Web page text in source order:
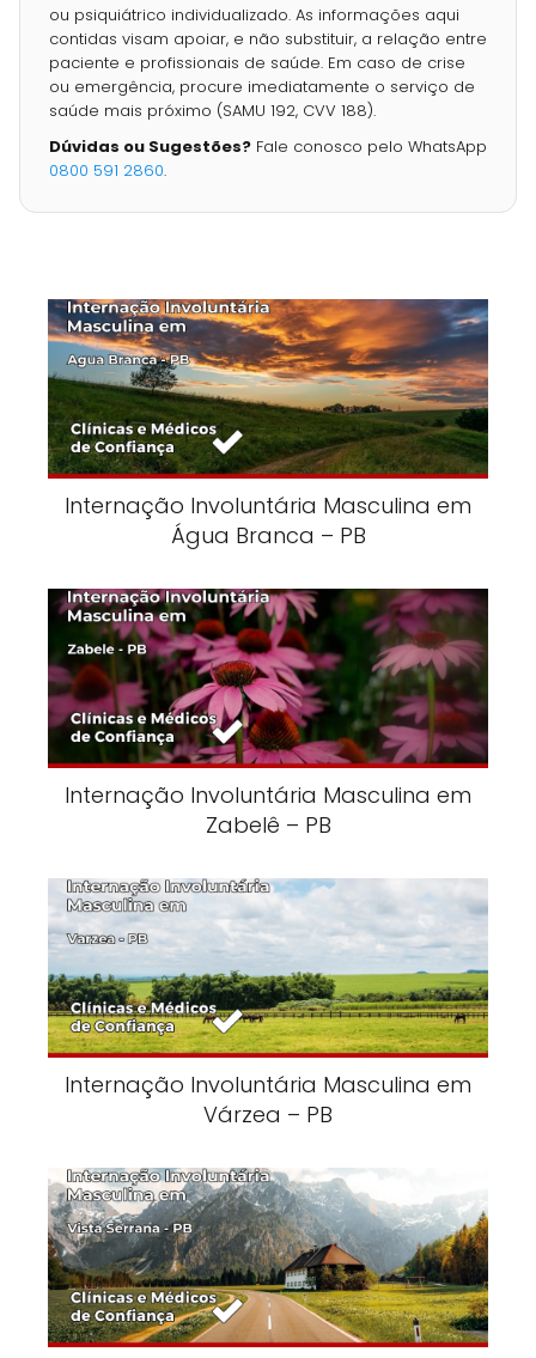
ou psiquiátrico individualizado. As informações aqui
contidas visam apoiar, e não substituir, a relação entre
paciente e profissionais de saúde. Em caso de crise
ou emergência, procure imediatamente o serviço de
saúde mais próximo (SAMU 192, CVV 188).
Dúvidas ou Sugestões? Fale conosco pelo WhatsApp
0800 591 2860.
Internação Involuntária Masculina em
Água Branca – PB
Internação Involuntária Masculina em
Zabelê – PB
Internação Involuntária Masculina em
Várzea – PB